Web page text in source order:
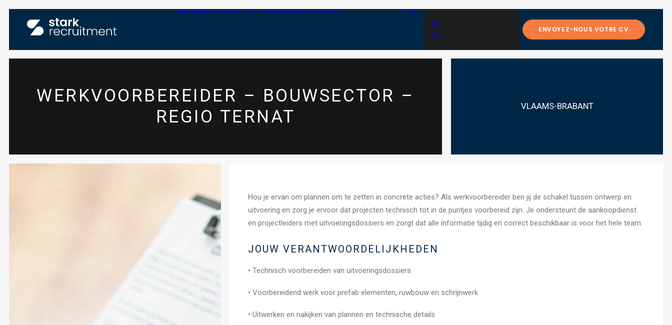
ACCUEIL NOS OPPORTUNITÉS À PROPOS BLOG CONTACT FR
NL
EN
ENVOYEZ-NOUS VOTRE CV
WERKVOORBEREIDER – BOUWSECTOR –
REGIO TERNAT
VLAAMS-BRABANT
Hou je ervan om plannen om te zetten in concrete acties? Als werkvoorbereider ben jij de schakel tussen ontwerp en
uitvoering en zorg je ervoor dat projecten technisch tot in de puntjes voorbereid zijn. Je ondersteunt de aankoopdienst
en projectleiders met uitvoeringsdossiers en zorgt dat alle informatie tijdig en correct beschikbaar is voor het hele team.
JOUW VERANTWOORDELIJKHEDEN
• Technisch voorbereiden van uitvoeringsdossiers
• Voorbereidend werk voor prefab elementen, ruwbouw en schrijnwerk
• Uitwerken en nakijken van plannen en technische details